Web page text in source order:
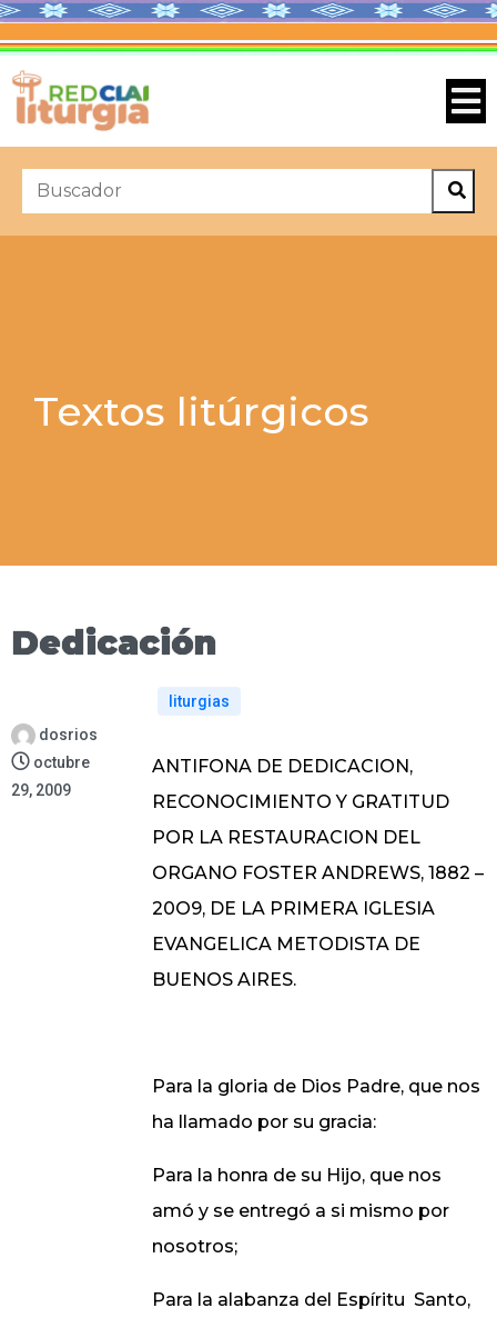
Textos litúrgicos
Dedicación
dosrios
octubre
29, 2009
liturgias
ANTIFONA DE DEDICACION,
RECONOCIMIENTO Y GRATITUD
POR LA RESTAURACION DEL
ORGANO FOSTER ANDREWS, 1882 –
20O9, DE LA PRIMERAIGLESIA
EVANGELICA METODISTA DE
BUENOS AIRES.
Para la gloria de Dios Padre, que nos
ha llamado por su gracia:
Para la honra de su Hijo, que nos
amó y se entregó a si mismo por
nosotros;
Para la alabanza del Espíritu Santo,